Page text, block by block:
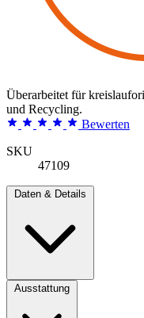
Überarbeitet für
und Recycling.
Bewerten
SKU
47109
Daten & Details
Ausstattung